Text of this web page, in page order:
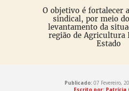
O objetivo é fortalecer
sindical, por meio
levantamento da
região de Agricultura
Estado
Publicado:07 Fevereiro,
Escrito por: Patrícia